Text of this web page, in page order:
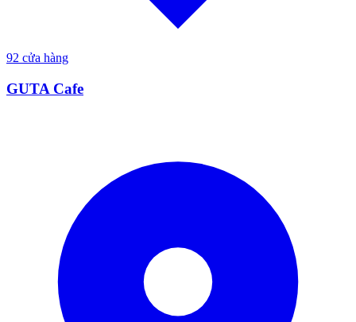
92 cửa hàng
GUTA Cafe